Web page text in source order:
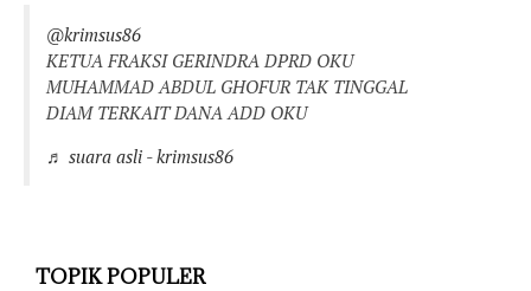
@krimsus86
KETUA FRAKSI GERINDRA DPRD OKU
MUHAMMAD ABDUL GHOFUR TAK TINGGAL
DIAM TERKAIT DANA ADD OKU
♬ suara asli - krimsus86
TOPIK POPULER